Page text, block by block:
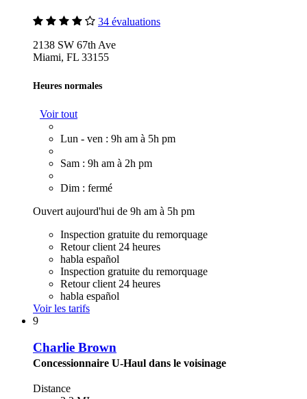
34 évaluations
2138 SW 67th Ave
Miami, FL 33155
Heures normales
Voir tout
Lun - ven : 9h am à 5h pm
Sam : 9h am à 2h pm
Dim : fermé
Ouvert aujourd'hui de 9h am à 5h pm
Inspection gratuite du remorquage
Retour client 24 heures
habla español
Inspection gratuite du remorquage
Retour client 24 heures
habla español
Voir les tarifs
9
Charlie Brown
Concessionnaire U-Haul dans le voisinage
Distance